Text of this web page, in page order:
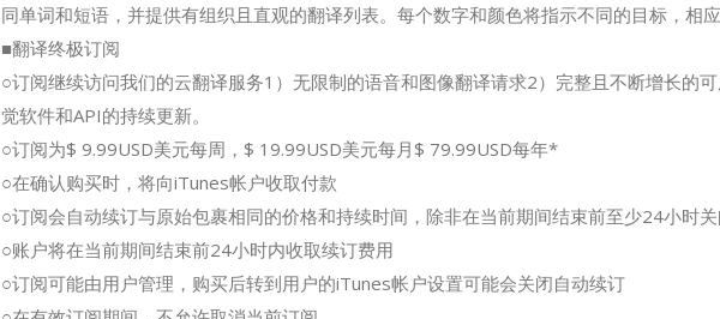
同单词和短语，并提供有组织且直观的翻译列表。每个数字和颜色将指示不同的目标，相
■翻译终极订阅
○订阅继续访问我们的云翻译服务1）无限制的语音和图像翻译请求2）完整且不断增长的
觉软件和API的持续更新。
○订阅为$ 9.99USD美元每周，$ 19.99USD美元每月$ 79.99USD每年*
○在确认购买时，将向iTunes帐户收取付款
○订阅会自动续订与原始包裹相同的价格和持续时间，除非在当前期间结束前至少24小时
○账户将在当前期间结束前24小时内收取续订费用
○订阅可能由用户管理，购买后转到用户的iTunes帐户设置可能会关闭自动续订